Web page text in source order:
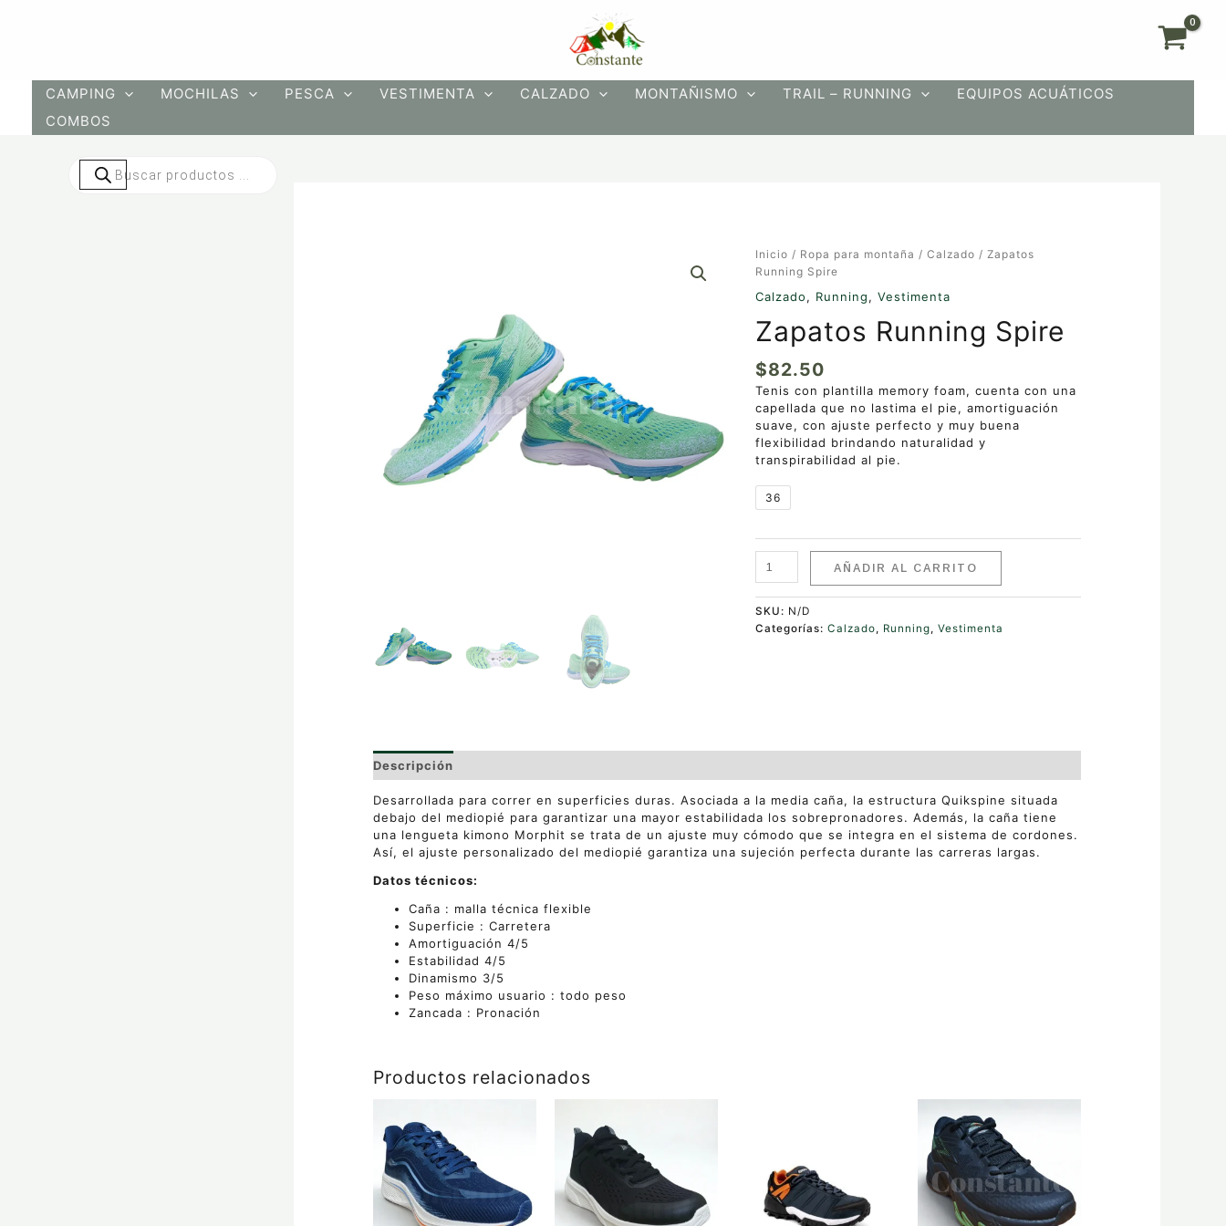
CAMPING MOCHILAS PESCA VESTIMENTA CALZADO MONTAÑISMO TRAIL – RUNNING
EQUIPOS ACUÁTICOS
COMBOS
Búsqueda
productos
Inicio / Ropa para montaña /Calzado / Zapatos
Running Spire
Calzado, Running,Vestimenta
Zapatos Running Spire
$82.50
Tenis con plantilla memory foam, cuenta con una
capellada que no lastima el pie, amortiguación
suave, con ajuste perfecto y muy buena
flexibilidad brindando naturalidad y
transpirabilidad al pie.
36
Zapatos
Running
cantidad
AÑADIR AL CARRITO
SKU: N/D
Categorías:Calzado, Running,Vestimenta
Descripción
Desarrollada para correr en superficies duras. Asociada a la media caña, la estructura Quikspine situada
debajo del mediopié para garantizar una mayor estabilidada los sobrepronadores. Además, la caña tiene
una lengueta kimono Morphit se trata de un ajuste muy cómodo que se integra en el sistema de cordones.
Así, el ajuste personalizado del mediopié garantiza una sujeción perfecta durante las carreras largas.
Datos técnicos:
Caña : malla técnica flexible
Superficie : Carretera
Amortiguación 4/5
Estabilidad 4/5
Dinamismo 3/5
Peso máximo usuario : todo peso
Zancada : Pronación
Productos relacionados
producto
tiene
múltiples
variantes.
Las
opciones
producto
tiene
múltiples
variantes.
Las
opciones
variantes.
opciones
producto
tiene
múltiples
variantes.
Las
opciones
$88.50
hasta
$98.00